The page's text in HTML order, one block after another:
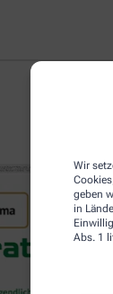
Wir
geben
in
Abs. 1